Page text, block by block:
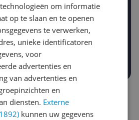
bedrag
-15%
Gewenste prijs
€
aanzetten
geschreven
om informatie
op te slaan en te openen
te verwerken,
unieke identificatoren
voor
advertenties en
van advertenties en
en
diensten. Externe
kunnen uw gegevens